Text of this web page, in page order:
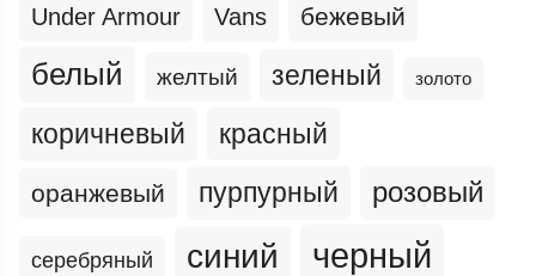
Under Armour Vans бежевый
белый желтый зеленый золото
коричневый красный
оранжевый пурпурный розовый
серебряный синий черный